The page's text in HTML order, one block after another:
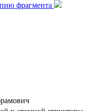
фрагмента